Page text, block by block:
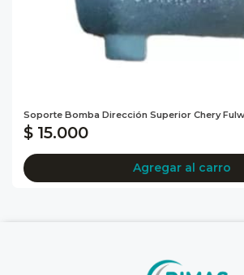
Soporte Bomba Dirección Superior Chery
$ 15.000
Agregar al carro